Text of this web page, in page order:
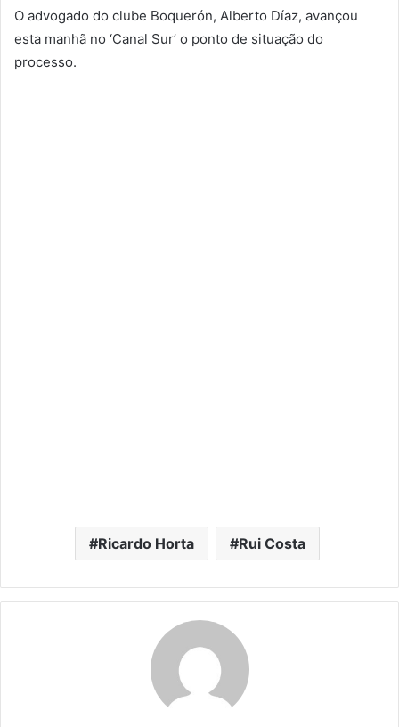
O advogado do clube Boquerón, Alberto Díaz, avançou
esta manhã no ‘Canal Sur’ o ponto de situação do
processo.
Ricardo Horta Rui Costa